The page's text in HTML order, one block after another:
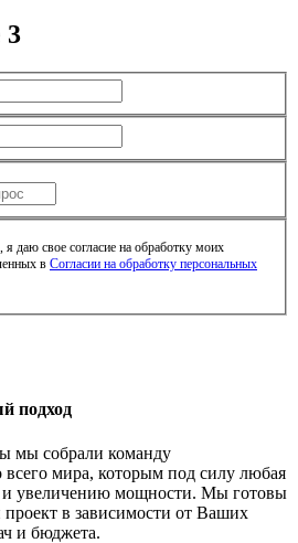
3
даю свое согласие на обработку моих
в Согласии на обработку персональных
подход
мы собрали команду
всего мира, которым под силу любая
и увеличению мощности. Мы готовы
проект в зависимости от Ваших
и бюджета.